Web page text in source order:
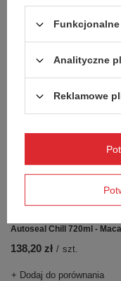
Butelka termiczna na
+ Dodaj do porównania
Autoseal Chill 720ml -
138,20 zł / szt.
+ Dodaj do porównania
Analityczne
Reklamowe